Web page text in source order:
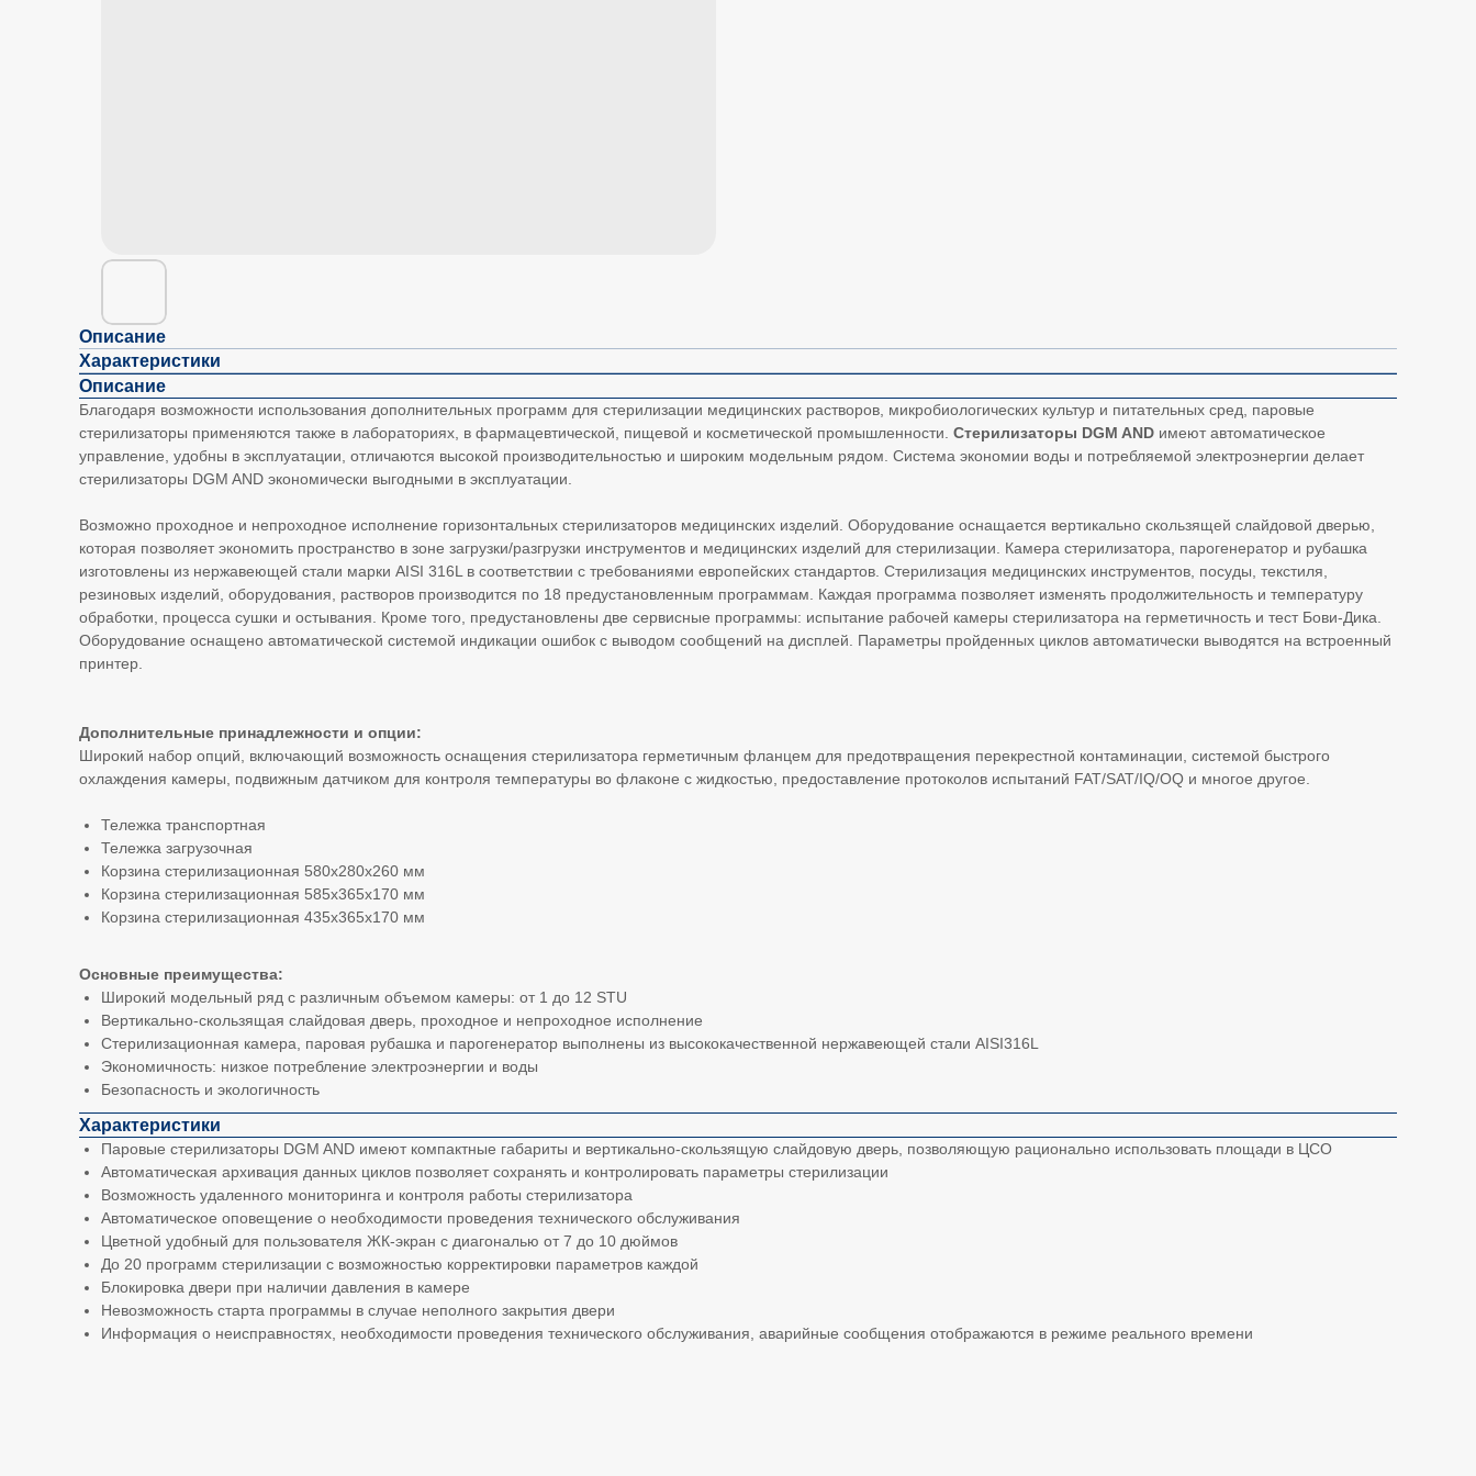
Описание
Характеристики
Описание
Благодаря возможности использования дополнительных программ для стерилизации медицинских растворов, микробиологических культур и питательных сред, паровые
стерилизаторы применяются также в лабораториях, в фармацевтической, пищевой и косметической промышленности. Стерилизаторы DGM AND имеют автоматическое
управление, удобны в эксплуатации, отличаются высокой производительностью и широким модельным рядом. Система экономии воды и потребляемой электроэнергии делает
стерилизаторы DGM AND экономически выгодными в эксплуатации.
Возможно проходное и непроходное исполнение горизонтальных стерилизаторов медицинских изделий. Оборудование оснащается вертикально скользящей слайдовой дверью,
которая позволяет экономить пространство в зоне загрузки/разгрузки инструментов и медицинских изделий для стерилизации. Камера стерилизатора, парогенератор и рубашка
изготовлены из нержавеющей стали марки AISI 316L в соответствии с требованиями европейских стандартов. Стерилизация медицинских инструментов, посуды, текстиля,
резиновых изделий, оборудования, растворов производится по 18 предустановленным программам. Каждая программа позволяет изменять продолжительность и температуру
обработки, процесса сушки и остывания. Кроме того, предустановлены две сервисные программы: испытание рабочей камеры стерилизатора на герметичность и тест Бови-Дика.
Оборудование оснащено автоматической системой индикации ошибок с выводом сообщений на дисплей. Параметры пройденных циклов автоматически выводятся на встроенный
принтер.
Дополнительные принадлежности и опции:
Широкий набор опций, включающий возможность оснащения стерилизатора герметичным фланцем для предотвращения перекрестной контаминации, системой быстрого
охлаждения камеры, подвижным датчиком для контроля температуры во флаконе с жидкостью, предоставление протоколов испытаний FAT/SAT/IQ/OQ и многое другое.
Тележка транспортная
Тележка загрузочная
Корзина стерилизационная 580x280x260 мм
Корзина стерилизационная 585x365x170 мм
Корзина стерилизационная 435x365x170 мм
Основные преимущества:
Широкий модельный ряд с различным объемом камеры: от 1 до 12 STU
Вертикально-скользящая слайдовая дверь, проходное и непроходное исполнение
Стерилизационная камера, паровая рубашка и парогенератор выполнены из высококачественной нержавеющей стали AISI316L
Экономичность: низкое потребление электроэнергии и воды
Безопасность и экологичность
Характеристики
Паровые стерилизаторы DGM AND имеют компактные габариты и вертикально-скользящую слайдовую дверь, позволяющую рационально использовать площади в ЦСО
Автоматическая архивация данных циклов позволяет сохранять и контролировать параметры стерилизации
Возможность удаленного мониторинга и контроля работы стерилизатора
Автоматическое оповещение о необходимости проведения технического обслуживания
Цветной удобный для пользователя ЖК-экран с диагональю от 7 до 10 дюймов
До 20 программ стерилизации с возможностью корректировки параметров каждой
Блокировка двери при наличии давления в камере
Невозможность старта программы в случае неполного закрытия двери
Информация о неисправностях, необходимости проведения технического обслуживания, аварийные сообщения отображаются в режиме реального времени